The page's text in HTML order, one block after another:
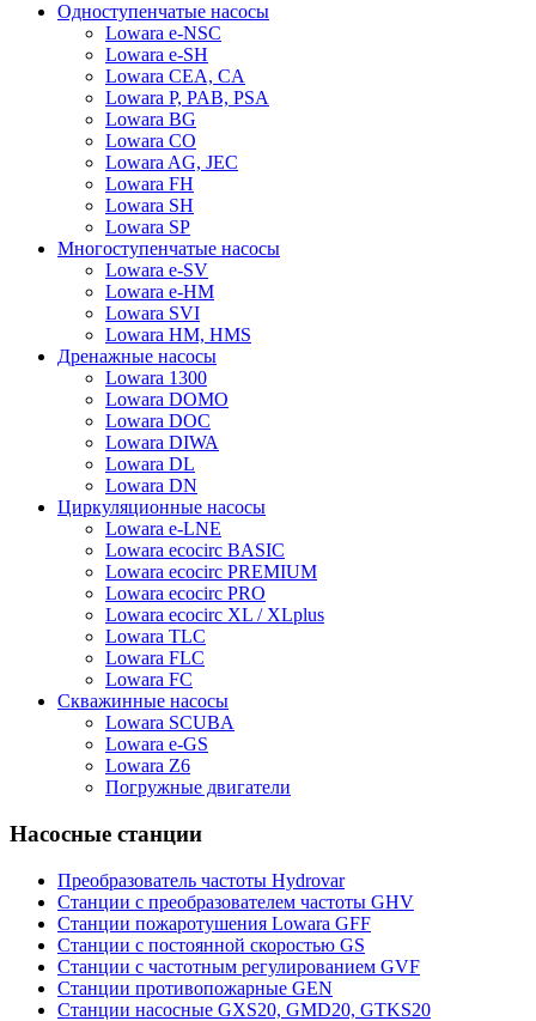
Одноступенчатые насосы
Lowara e-NSC
Lowara e-SH
Lowara CEA, CA
Lowara P, PAB, PSA
Lowara BG
Lowara CO
Lowara AG, JEC
Lowara FH
Lowara SH
Lowara SP
Многоступенчатые насосы
Lowara e-SV
Lowara e-HM
Lowara SVI
Lowara HM, HMS
Дренажные насосы
Lowara 1300
Lowara DOMO
Lowara DOC
Lowara DIWA
Lowara DL
Lowara DN
Циркуляционные насосы
Lowara e-LNE
Lowara ecocirc BASIC
Lowara ecocirc PREMIUM
Lowara ecocirc PRO
Lowara ecocirc XL / XLplus
Lowara TLC
Lowara FLC
Lowara FC
Скважинные насосы
Lowara SCUBA
Lowara e-GS
Lowara Z6
Погружные двигатели
Насосные станции
Преобразователь частоты Hydrovar
Станции с преобразователем частоты GHV
Станции пожаротушения Lowara GFF
Станции с постоянной скоростью GS
Станции с частотным регулированием GVF
Станции противопожарные GEN
Станции насосные GXS20, GMD20, GTKS20